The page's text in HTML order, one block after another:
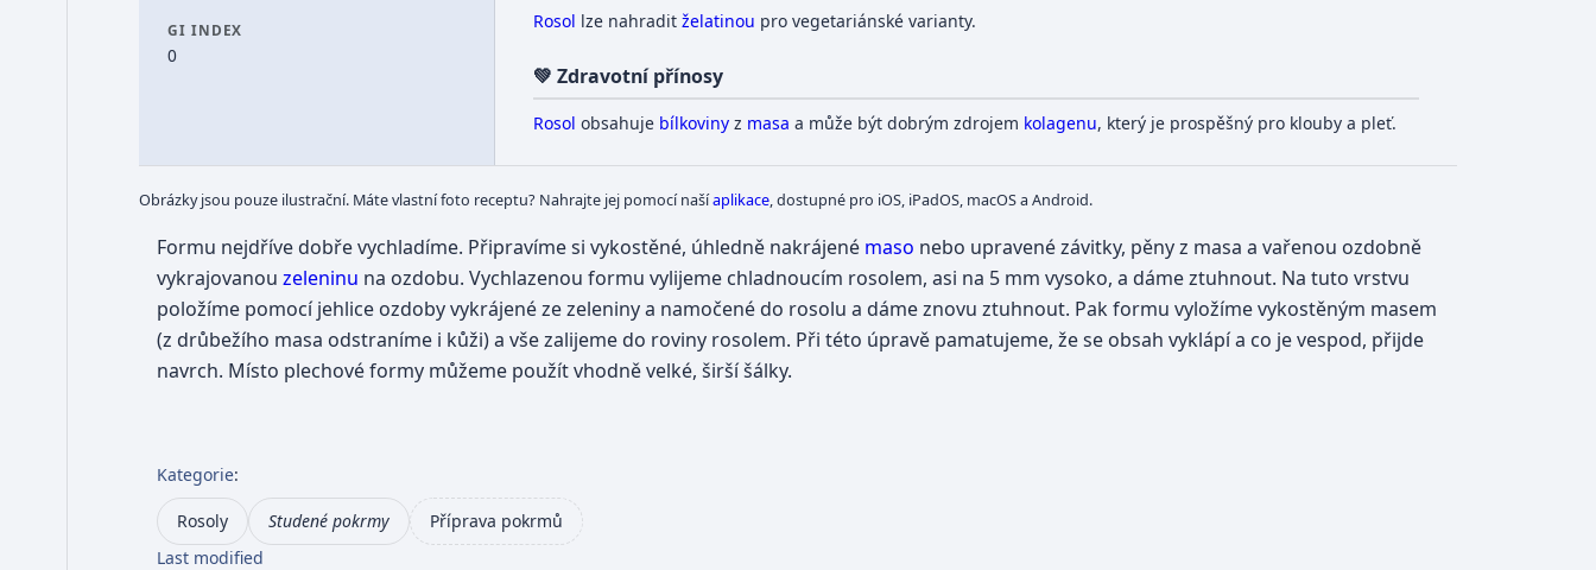
GI INDEX
0
Rosol lze nahradit želatinou pro vegetariánské varianty.
💚 Zdravotní přínosy
Rosol obsahuje bílkovinyz masa a může být dobrým zdrojem kolagenu, který je prospěšný pro klouby a pleť.
Obrázky jsou pouze ilustrační. Máte vlastní foto receptu? Nahrajte jej pomocí našíaplikace, dostupné pro iOS, iPadOS, macOS a Android.
Formu nejdříve dobře vychladíme. Připravíme si vykostěné, úhledně nakrájené maso nebo upravené závitky, pěny z masa a vařenou ozdobně
vykrajovanou zeleninu na ozdobu. Vychlazenou formu vylijeme chladnoucím rosolem, asi na 5 mm vysoko, a dáme ztuhnout. Na tuto vrstvu
položíme pomocí jehlice ozdoby vykrájené ze zeleniny a namočené do rosolu a dáme znovu ztuhnout. Pak formu vyložíme vykostěným masem
(z drůbežího masa odstraníme i kůži) a vše zalijeme do roviny rosolem. Při této úpravě pamatujeme, že se obsah vyklápí a co je vespod, přijde
navrch. Místo plechové formy můžeme použít vhodně velké, širší šálky.
Kategorie:
Rosoly Studené pokrmy
Příprava pokrmů
Last modified